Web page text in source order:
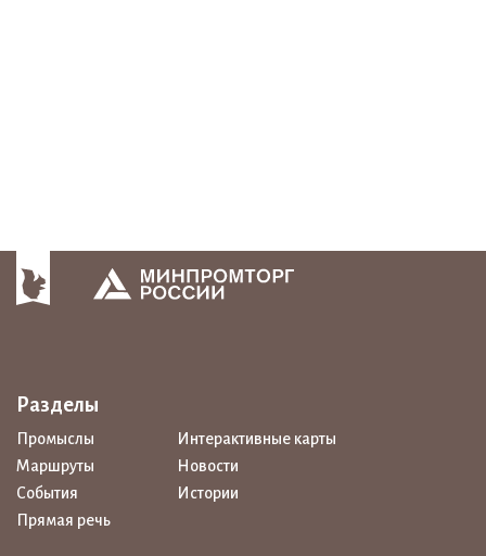
Разделы
Промыслы
Интерактивные карты
Маршруты
Новости
События
Истории
Прямая речь